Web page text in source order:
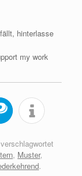
hinterlasse
my work
, Muster,
.